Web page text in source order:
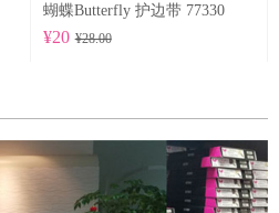
蝴蝶Butterfly 护边带 77330
¥20 ¥28.00